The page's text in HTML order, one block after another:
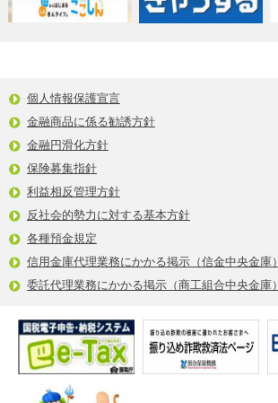
個人情報保護宣言
金融商品に係る勧誘方針
金融円滑化方針
保険募集指針
利益相反管理方針
反社会的勢力に対する基本方針
各種預金規定
信用金庫代理業務にかかる掲示（信金中央金庫）
委託代理業務にかかる掲示（商工組合中央金庫）